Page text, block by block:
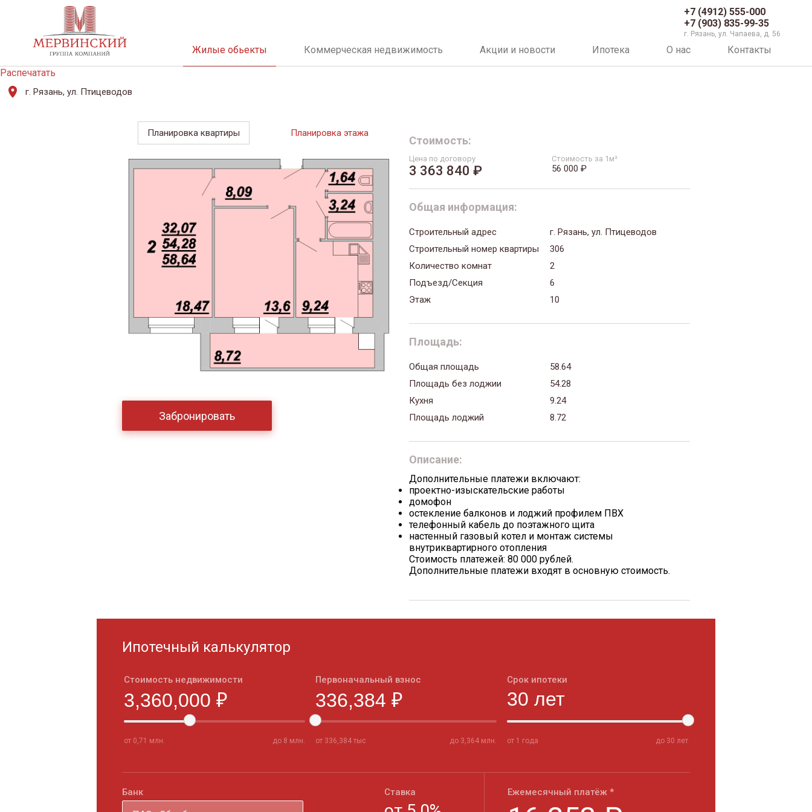
+7 (4912) 555-000
+7 (903) 835-99-35
г. Рязань, ул. Чапаева, д. 56
Жилые обьекты Коммерческая недвижимость Акции и новости Ипотека О нас
Контакты
Распечатать
г. Рязань, ул. Птицеводов
Планировка квартиры Планировка этажа
Забронировать
Стоимость:
Цена по договору
3 363 840 ₽
Стоимость за 1м²
56 000 ₽
Общая информация:
Строительный адрес
г. Рязань, ул. Птицеводов
Строительный номер квартиры
306
Количество комнат
2
Подъезд/Секция
6
Этаж
10
Площадь:
Общая площадь
58.64
Площадь без лоджии
54.28
Кухня
9.24
Площадь лоджий
8.72
Описание:
Дополнительные платежи включают:
проектно-изыскательские работы
домофон
остекление балконов и лоджий профилем ПВХ
телефонный кабель до поэтажного щита
настенный газовый котел и монтаж системы
внутриквартирного отопления
Стоимость платежей: 80 000 рублей.
Дополнительные платежи входят в основную стоимость.
Ипотечный калькулятор
Стоимость недвижимости
от 0,71 млн. до 8 млн.
Первоначальный взнос
от 336,384 тыс до 3,364 млн.
Срок ипотеки
от 1 года до 30 лет
Банк Ставка Ежемесячный платёж *